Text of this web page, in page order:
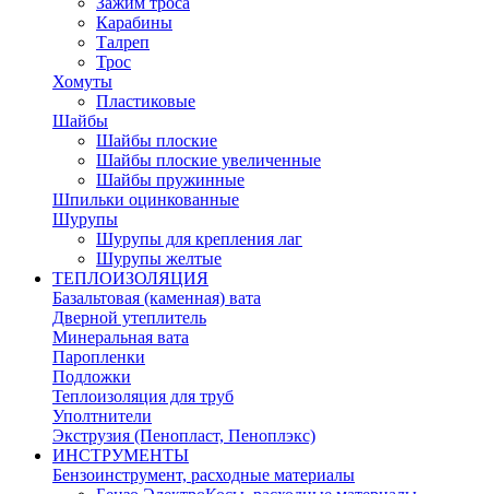
Карабины
Талреп
Трос
Хомуты
Пластиковые
Шайбы
Шайбы плоские
Шайбы плоские увеличенные
Шайбы пружинные
Шпильки оцинкованные
Шурупы
Шурупы для крепления лаг
Шурупы желтые
ТЕПЛОИЗОЛЯЦИЯ
Базальтовая (каменная) вата
Дверной утеплитель
Минеральная вата
Паропленки
Подложки
Теплоизоляция для труб
Уполтнители
Экструзия (Пенопласт, Пеноплэкс)
ИНСТРУМЕНТЫ
Бензоинструмент, расходные материалы